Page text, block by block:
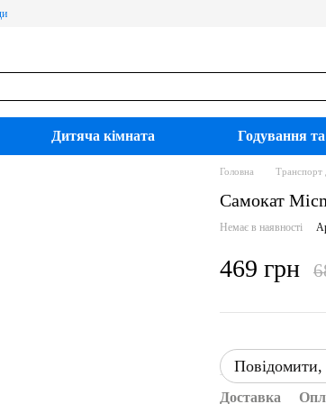
Дитяча кімната Годування
Головна Транспорт
Самокат
Немає в наявності
469 грн
Повідомити,
Доставка